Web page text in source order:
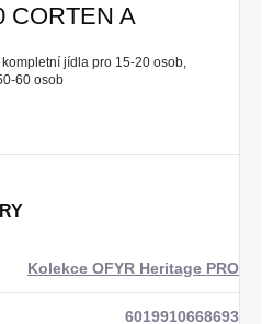
CORTEN A
jídla pro 15-20 osob,
60 osob
Kolekce OFYR Heritage PRO
6019910668693